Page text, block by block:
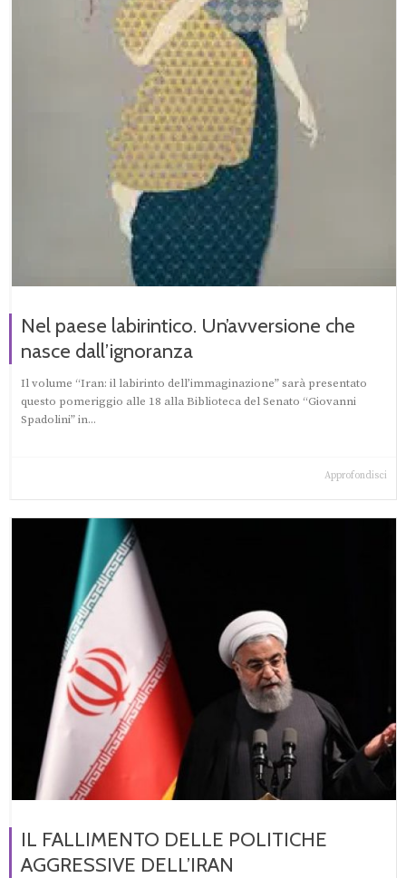
Nel paese labirintico. Un’avversione che
nasce dall’ignoranza
Il volume “Iran: il labirinto dell’immaginazione” sarà presentato
questo pomeriggio alle 18 alla Biblioteca del Senato “Giovanni
Spadolini” in...
Approfondisci
IL FALLIMENTO DELLE POLITICHE
AGGRESSIVE DELL’IRAN